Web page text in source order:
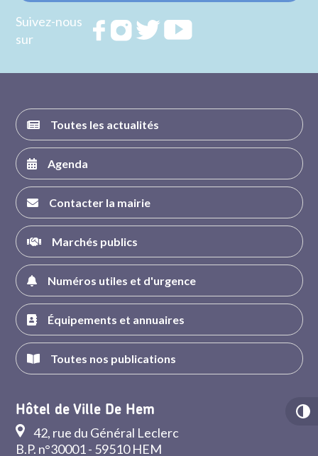
Suivez-nous
sur
RejoignezRejoignezRejoignez
Toutes les actualités
Agenda
Contacter la mairie
Marchés publics
Numéros utiles et d'urgence
Équipements et annuaires
Toutes nos publications
Hôtel de Ville De Hem
42, rue du Général Leclerc
B.P. n°30001 - 59510 HEM